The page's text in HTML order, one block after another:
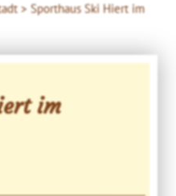
> Sporthaus Ski Hiert im
im